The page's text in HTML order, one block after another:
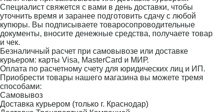
Специалист свяжется с вами в день доставки, чтобы
уточнить время и заранее подготовить сдачу с любой
купюры. Вы подписываете товаросопроводительные
документы, вносите денежные средства, получаете товар
и чек.
Безналичный расчет при самовывозе или доставке
курьером: карты Visa, MasterCard и МИР.
Оплата по расчетному счету для юридических лиц и ИП.
Приобрести товары нашего магазина вы можете тремя
способами:
Самовывоз
Доставка курьером (только г. Краснодар)